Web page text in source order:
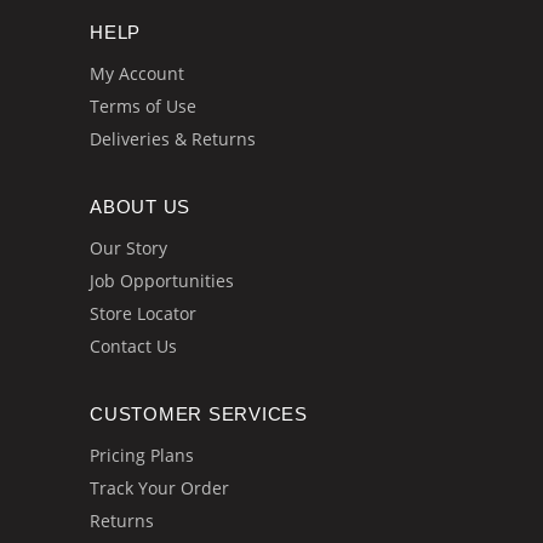
HELP
My Account
Terms of Use
Deliveries & Returns
ABOUT US
Our Story
Job Opportunities
Store Locator
Contact Us
CUSTOMER SERVICES
Pricing Plans
Track Your Order
Returns